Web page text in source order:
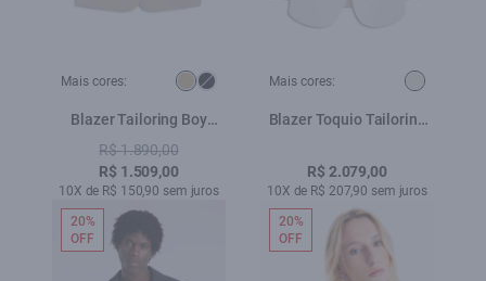
Mais cores:
Blazer Tailoring Boy
Bege
R$ 1.890,00
R$ 1.509,00
10X de R$ 150,90 sem juros
Mais cores:
Blazer Toquio Tailoring
R$ 2.079,00
10X de R$ 207,90 sem juros
20%
OFF
20%
OFF